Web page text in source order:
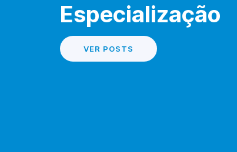
Especialização
VER POSTS